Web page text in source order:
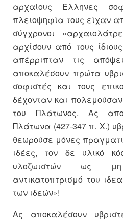
αρχαίους Έλληνες
πλειοψηφία τους είχαν
σύγχρονοι
αρχίσουν από τους
απέρριπταν τις
αποκαλέσουν πρώτα
σοφιστές και τους
δέχονταν και
του Πλάτωνος. Ας
Πλάτωνα (427-347 π. Χ.)
θεωρούσε μόνες
ιδέες, τον δε υλικό
υλοζωιστών ως
αντικατοπτρισμό του
των ιδεών»!
Ας αποκαλέσουν